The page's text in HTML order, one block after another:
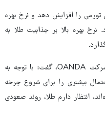
را افزایش دهد و نرخ بهره
نرخ بهره بالا بر جذابیت طلا به
کلوین وانگ، تحلیلگر ارشد بازار در شرکت OANDA، گفت: با توجه به
بیشتری را برای شروع چرخه
انتظار دارم طلا، روند صعودی